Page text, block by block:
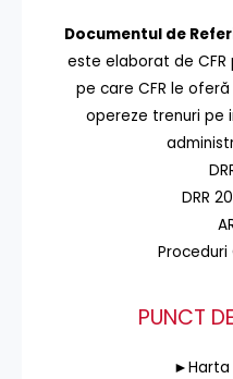
Documentul de
este elaborat de
pe care CFR le
opereze trenuri pe
DRR
PUNCT
►Harta